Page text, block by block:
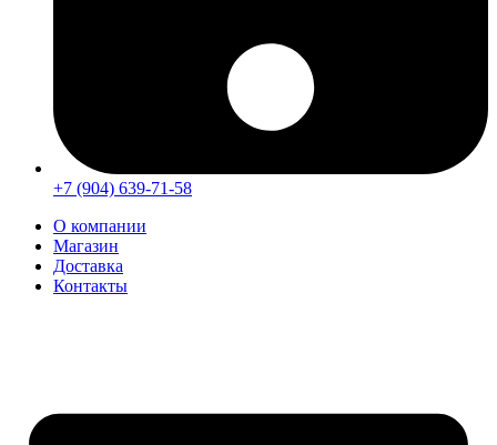
+7 (904) 639-71-58
О компании
Магазин
Доставка
Контакты